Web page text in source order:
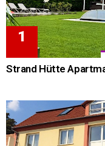
Strand Hütte